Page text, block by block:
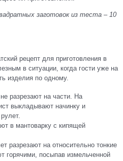
заготовок из теста – 10
рецепт для приготовления в
в ситуации, когда гости уже на
изделия по одному.
разрезают на части. На
выкладывают начинку и
в мантоварку с кипящей
разрезают на относительно тонкие
горячими, посыпав измельченной